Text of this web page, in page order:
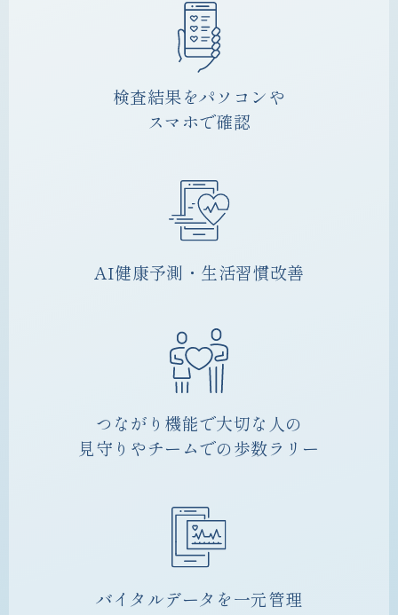
検査結果をパソコンや
スマホで確認
AI健康予測・生活習慣改善
つながり機能で大切な人の
見守りやチームでの歩数ラリー
バイタルデータを一元管理